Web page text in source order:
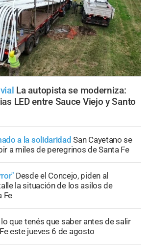
La autopista se moderniza:
LED entre Sauce Viejo y Santo
a la solidaridad San Cayetano se
a miles de peregrinos de Santa Fe
Desde el Concejo, piden al
la situación de los asilos de
Fe
que tenés que saber antes de salir
este jueves 6 de agosto